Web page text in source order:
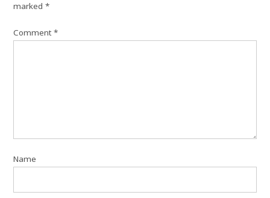
marked*
Comment*
Name